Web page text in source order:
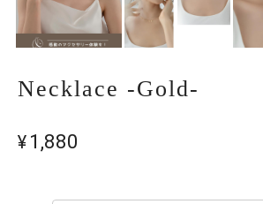
Necklace -Gold-
¥1,880